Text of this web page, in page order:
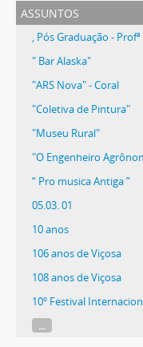
assuntos
, Pós Graduação -
" Bar Alaska"
"ARS Nova" - Coral
"Coletiva de Pintura"
"Museu Rural"
"O Engenheiro
“ Pro musica Antiga ”
05.03. 01
10 anos
106 anos de Viçosa
108 anos de Viçosa
10º Festival
...